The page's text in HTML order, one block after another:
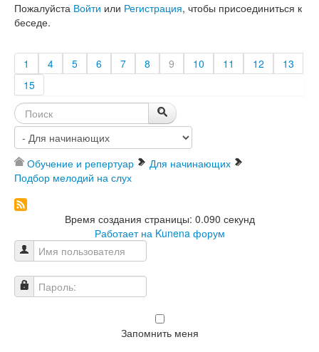
Пожалуйста Войти или Регистрация, чтобы присоединиться к
беседе.
1 4 5 6 7 8 9 10 11 12
13
15
Обучение и репертуар
Для начинающих
Подбор мелодий на слух
Время создания страницы: 0.090 секунд
Работает на Kunena форум
Имя пользователя
Пароль:
Запомнить меня